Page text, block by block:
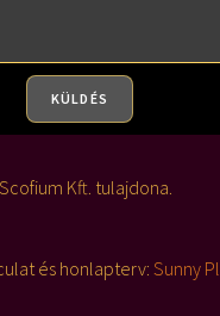
KÜLDÉS
Kft. tulajdona.
és honlapterv: Sunny